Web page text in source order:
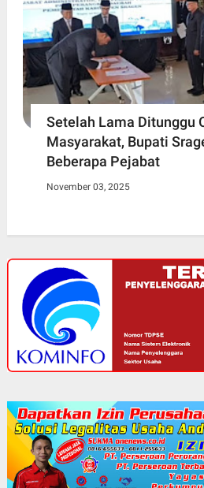
Setelah Lama Ditunggu
Masyarakat, Bupati
Beberapa Pejabat
November 03, 2025